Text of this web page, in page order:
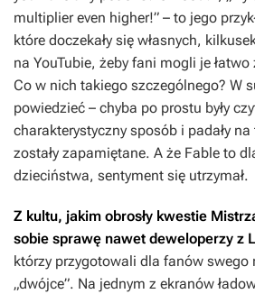
multiplier even higher!” – to jego
które doczekały się własnych,
na YouTubie, żeby fani mogli je
Co w nich takiego szczególnego? W
powiedzieć – chyba po prostu były
charakterystyczny sposób i padały
zostały zapamiętane. A że Fable to
dzieciństwa, sentyment się utrzymał.
Z kultu, jakim obrosły kwestie
sobie sprawę nawet deweloperzy z
którzy przygotowali dla fanów swego
„dwójce”. Na jednym z ekranów